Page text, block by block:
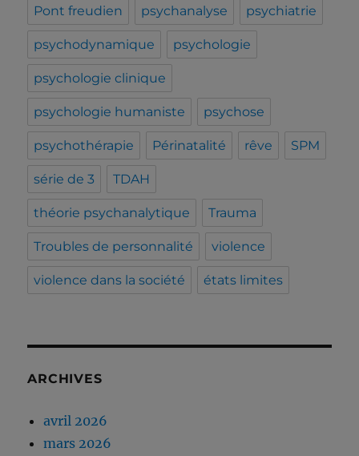
Pont freudien psychanalyse psychiatrie
psychodynamique psychologie
psychologie clinique
psychologie humaniste psychose
psychothérapie Périnatalité rêve SPM
série de 3 TDAH
théorie psychanalytique Trauma
Troubles de personnalité violence
violence dans la société états limites
ARCHIVES
avril 2026
mars 2026